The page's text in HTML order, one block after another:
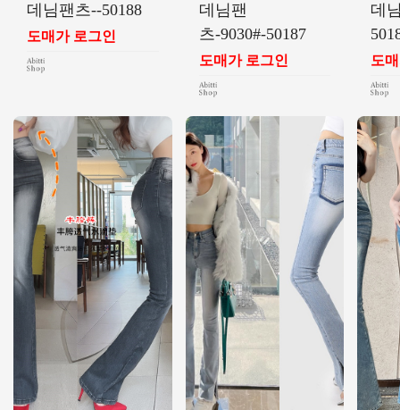
데님팬츠--50188
도매가 로그인
데님팬
츠-9030#-50187
도매가 로그인
데
도